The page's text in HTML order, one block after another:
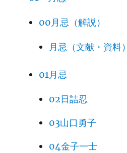
00月忌（解説）
月忌（文献・資料）
01月忌
02日詰忍
03山口勇子
04金子一士